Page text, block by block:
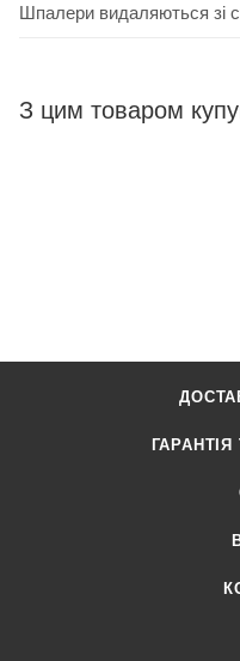
Шпалери видаляються зі
З цим товаром